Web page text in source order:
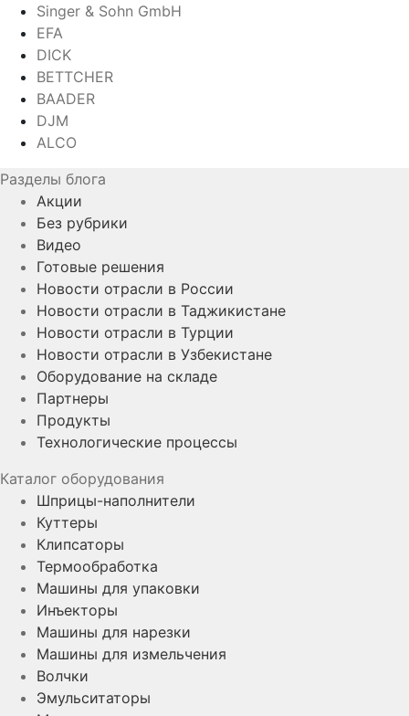
Singer & Sohn GmbH
EFA
DICK
BETTCHER
BAADER
DJM
ALCO
Разделы блога
Акции
Без рубрики
Видео
Готовые решения
Новости отрасли в России
Новости отрасли в Таджикистане
Новости отрасли в Турции
Новости отрасли в Узбекистане
Оборудование на складе
Партнеры
Продукты
Технологические процессы
Каталог оборудования
Шприцы-наполнители
Куттеры
Клипсаторы
Термообработка
Машины для упаковки
Инъекторы
Машины для нарезки
Машины для измельчения
Волчки
Эмульситаторы